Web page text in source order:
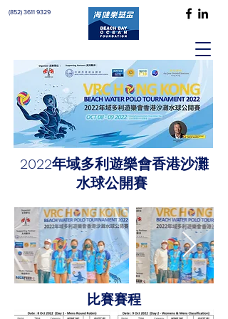
(852) 3611 9329
2022年域多利遊樂會香港沙灘
水球公開賽
比賽賽程